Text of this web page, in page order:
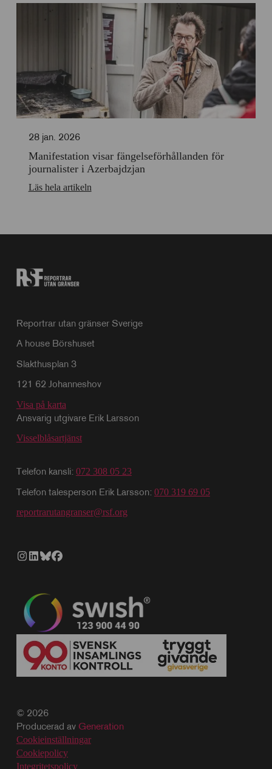
28 jan. 2026
Manifestation visar fängelseförhållanden för
journalister i Azerbajdzjan
Läs hela artikeln
Reportrar utan gränser Sverige
A house Börshuset
Slakthusplan 3
121 62 Johanneshov
Visa på karta
Ansvarig utgivare Erik Larsson
Visselblåsartjänst
Telefon kansli: 072 308 05 23
Telefon talesperson Erik Larsson: 070 319 69 05
reportrarutangranser@rsf.org
© 2026
Producerad av Generation
Cookieinställningar
Cookiepolicy
Integritetspolicy